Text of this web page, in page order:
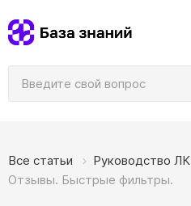
Все статьи
Руководство ЛК
Отзывы. Быстрые фильтры.